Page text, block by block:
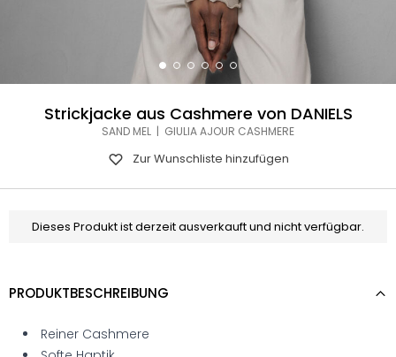
Strickjacke aus Cashmere von DANIELS
SAND MEL | GIULIA AJOUR CASHMERE
Zur Wunschliste hinzufügen
Dieses Produkt ist derzeit ausverkauft und nicht verfügbar.
PRODUKTBESCHREIBUNG
Reiner Cashmere